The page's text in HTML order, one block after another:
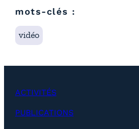
mots-clés :
vidéo
ACTIVITÉS
PUBLICATIONS